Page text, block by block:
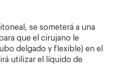
se someterá a una
que el cirujano le
delgado y flexible) en el
utilizar el líquido de